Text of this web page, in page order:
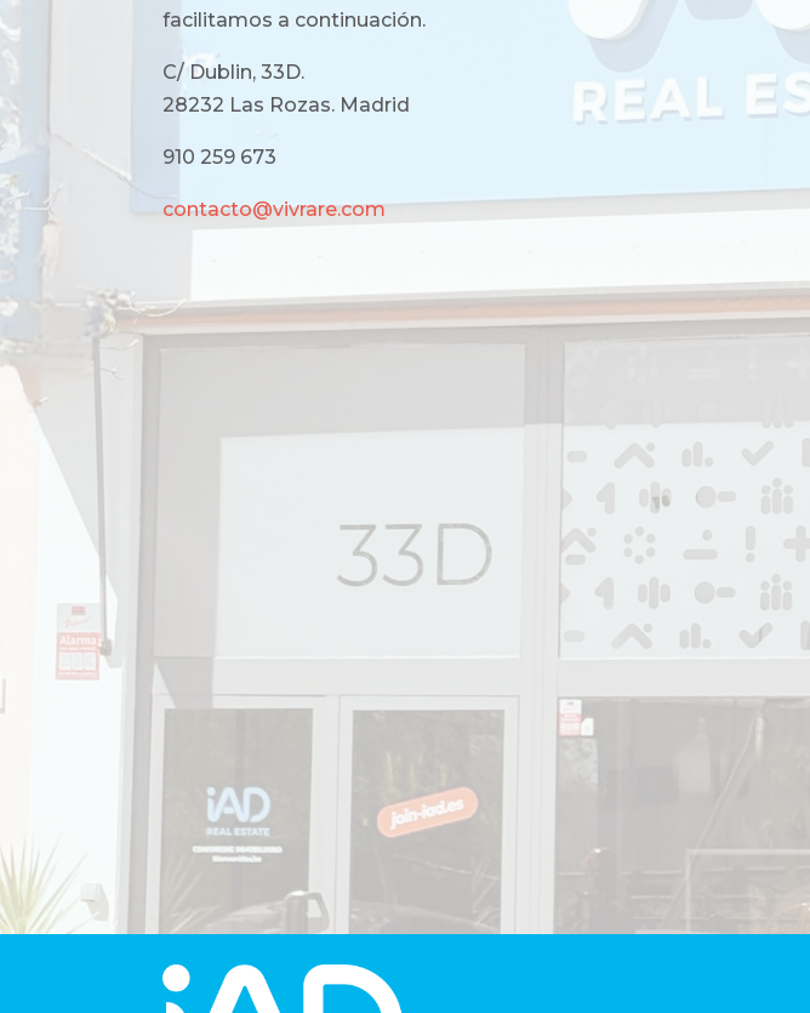
facilitamos a continuación.
C/ Dublin, 33D.
28232 Las Rozas. Madrid
910 259 673
contacto@vivrare.com